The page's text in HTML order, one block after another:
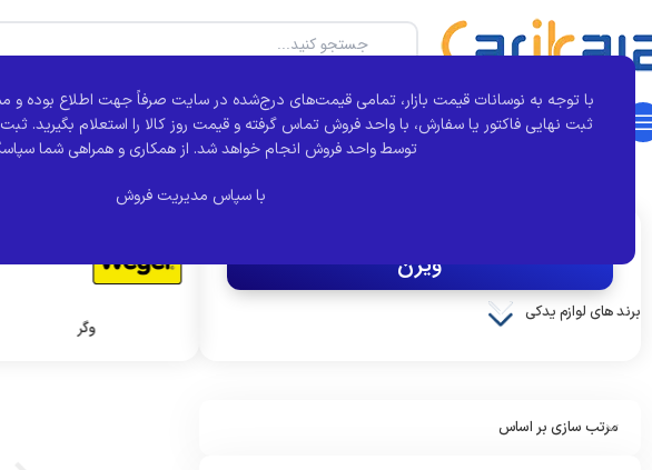
با توجه به نوسانات قیمت بازار، تمامی قیمت‌های درج‌شده در سایت صرفاً جهت اطلاع بوده و
ثبت نهایی فاکتور یا سفارش، با واحد فروش تماس گرفته و قیمت روز کالا را استعلام بگیرید.
توسط واحد فروش انجام خواهد شد. از همکاری و همراهی شما
با سپاس مدیریت فروش
دسته بندی محصولات خانهبجورتماس با مادرباره کارآی کالا مقالات
وگر
ویژن
برند های لوازم یدکی
مرتب سازی بر اساس